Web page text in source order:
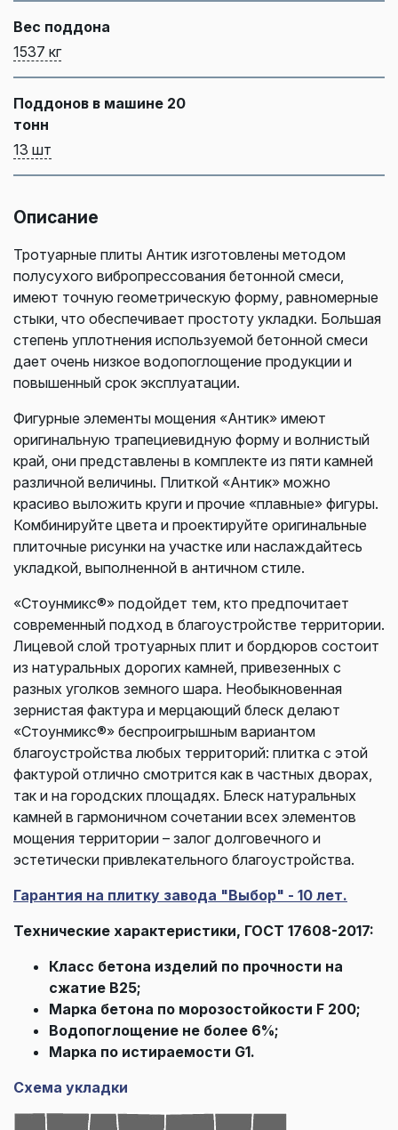
Вес поддона
1537 кг
Поддонов в машине 20
тонн
13 шт
Описание
Тротуарные плиты Антик изготовлены методом
полусухого вибропрессования бетонной смеси,
имеют точную геометрическую форму, равномерные
стыки, что обеспечивает простоту укладки. Большая
степень уплотнения используемой бетонной смеси
дает очень низкое водопоглощение продукции и
повышенный срок эксплуатации.
Фигурные элементы мощения «Антик» имеют
оригинальную трапециевидную форму и волнистый
край, они представлены в комплекте из пяти камней
различной величины. Плиткой «Антик» можно
красиво выложить круги и прочие «плавные» фигуры.
Комбинируйте цвета и проектируйте оригинальные
плиточные рисунки на участке или наслаждайтесь
укладкой, выполненной в античном стиле.
«Стоунмикс®» подойдет тем, кто предпочитает
современный подход в благоустройстве территории.
Лицевой слой тротуарных плит и бордюров состоит
из натуральных дорогих камней, привезенных с
разных уголков земного шара. Необыкновенная
зернистая фактура и мерцающий блеск делают
«Стоунмикс®» беспроигрышным вариантом
благоустройства любых территорий: плитка с этой
фактурой отлично смотрится как в частных дворах,
так и на городских площадях. Блеск натуральных
камней в гармоничном сочетании всех элементов
мощения территории – залог долговечного и
эстетически привлекательного благоустройства.
Гарантия на плитку завода "Выбор" - 10 лет.
Технические характеристики, ГОСТ 17608-2017:
Класс бетона изделий по прочности на
сжатие В25;
Марка бетона по морозостойкости F 200;
Водопоглощение не более 6%;
Марка по истираемости G1.
Схема укладки